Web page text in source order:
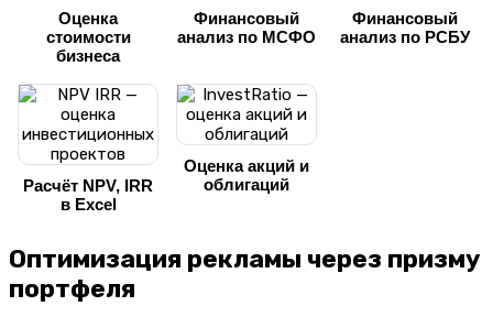
Оценка
стоимости
бизнеса
Финансовый
анализ по МСФО
Финансовый
анализ по РСБУ
Расчёт NPV, IRR
в Excel
Оценка акций и
облигаций
Оптимизация рекламы через призму
портфеля